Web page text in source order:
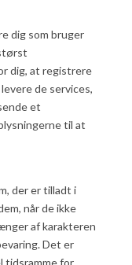
dig som bruger
dig, at registrere
de services,
et
til at
der er tilladt i
når de ikke
af karakteren
Det er
tidsramme for,